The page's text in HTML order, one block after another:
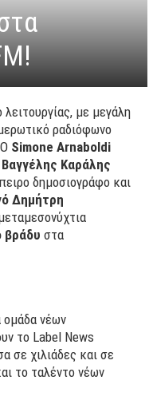
με μεγάλη
ραδιόφωνο
SimoneArnaboldi
Bαγγέλης Καράλης
δημοσιογράφο και
Δημήτρη
βράδυ στα
ομάδα νέων
το Label News
σε χιλιάδες και σε
το ταλέντο νέων